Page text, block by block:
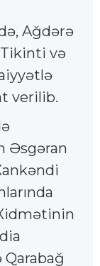
Ağdərə
Tikinti və
verilib.
Əsgəran